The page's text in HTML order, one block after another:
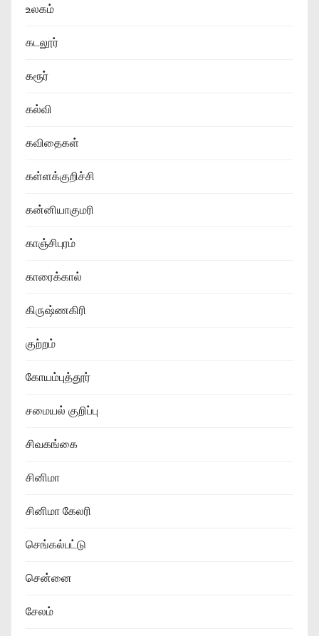
உலகம்
கடலூர்
கரூர்
கல்வி
கவிதைகள்
கள்ளக்குறிச்சி
கன்னியாகுமரி
காஞ்சிபுரம்
காரைக்கால்
கிருஷ்ணகிரி
குற்றம்
கோயம்புத்தூர்
சமையல் குறிப்பு
சிவகங்கை
சினிமா
சினிமா கேலரி
செங்கல்பட்டு
சென்னை
சேலம்